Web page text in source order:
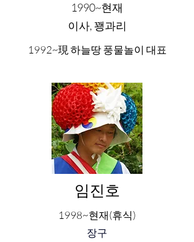
1990~현재
이사, 꽹과리
1992~現 하늘땅 풍물놀이 대표
임진호
1998~현재(휴식)
장구